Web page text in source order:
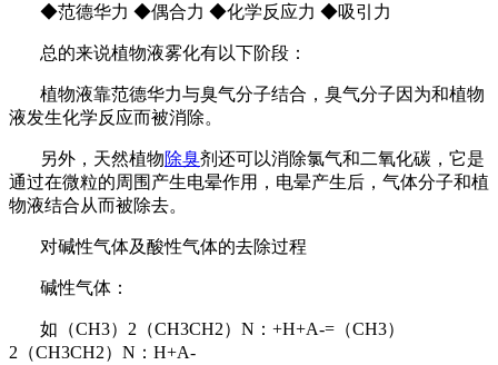
◆范德华力 ◆偶合力 ◆化学反应力 ◆吸引力
总的来说植物液雾化有以下阶段：
植物液靠范德华力与臭气分子结合，臭气分子因为和植物
液发生化学反应而被消除。
另外，天然植物除臭剂还可以消除氯气和二氧化碳，它是
通过在微粒的周围产生电晕作用，电晕产生后，气体分子和植
物液结合从而被除去。
对碱性气体及酸性气体的去除过程
碱性气体：
如（CH3）2（CH3CH2）N：+H+A-=（CH3）
2（CH3CH2）N：H+A-